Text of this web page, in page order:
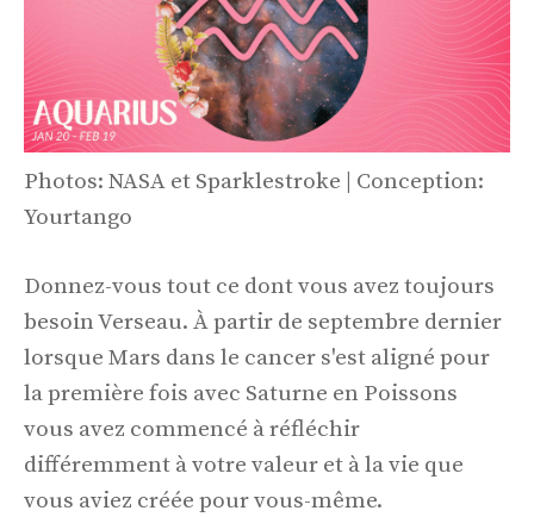
Photos: NASA et Sparklestroke | Conception:
Yourtango
Donnez-vous tout ce dont vous avez toujours
besoin Verseau. À partir de septembre dernier
lorsque Mars dans le cancer s'est aligné pour
la première fois avec Saturne en Poissons
vous avez commencé à réfléchir
différemment à votre valeur et à la vie que
vous aviez créée pour vous-même.